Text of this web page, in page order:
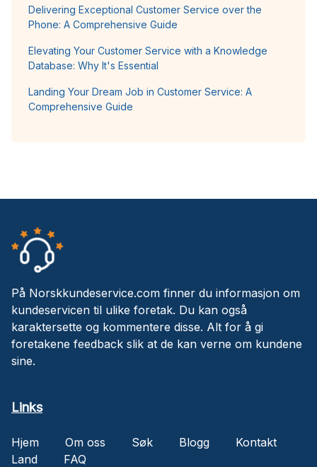
Delivering Exceptional Customer Service over the
Phone: A Comprehensive Guide
Elevating Your Customer Service with a Knowledge
Database: Why It's Essential
Landing Your Dream Job in Customer Service: A
Comprehensive Guide
På Norskkundeservice.com finner du informasjon om
kundeservicen til ulike foretak. Du kan også
karaktersette og kommentere disse. Alt for å gi
foretakene feedback slik at de kan verne om kundene
sine.
Links
Hjem Om oss Søk Blogg
Kontakt
Land
FAQ